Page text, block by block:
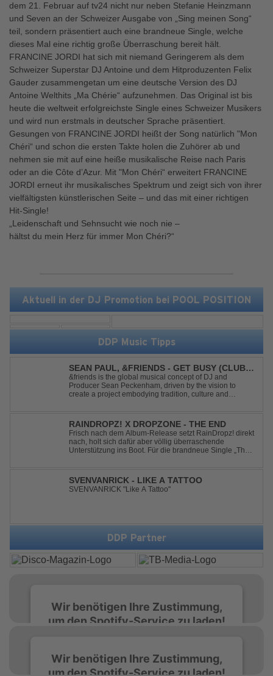
Aktuell in der DJ Promotion bei POOL POSITION
DDP Music Tipps
SEAN PAUL, &FRIENDS - GET BUSY (CLUB
MIX)
&friends is the global musical concept of DJ and
Producer Sean Peckenham, driven by the vision to
create a project embodying tradition, culture and
Sean Paul, has taken this early 2000s hit to a who...
RAINDROPZ! X DROPZONE - THE END
Frisch nach dem Album-Release setzt RainDropz! direkt
nach, holt sich dafür aber völlig überraschende
Unterstützung ins Boot. Für die brandneue Single „The
still war. „The End“ ist ei...
SVENVANRICK - LIKE A TATTOO
SVENVANRICK "Like A Tattoo"
DDP Partner
Wir benötigen Ihre Zustimmung,
um den Spotify-Service zu laden!
einzubetten. Dieser Service kann Daten zu
Wir benötigen Ihre Zustimmung,
um den Spotify-Service zu laden!
dem 21. Februar auf tv24 nicht nur neben Stefanie Heinzmann
und Seven an der Schweizer Ausgabe von „Sing meinen Song“
teil, sondern präsentiert auch eine brandneue Single, welche
dieses Mal eine richtig große Überraschung bereit hält.
FRANCINE JORDI hat sich mit niemand Geringerem als dem
Schweizer Superstar DJ Antoine und dem Hitproduzenten Felix
Gauder zusammengetan um eine deutsche Version des DJ
Antoine Welthits „Ma Chérie“ aufzunehmen. Das Original ist bis
heute die weltweit erfolgreichste Single eines Schweizer Musikers
und wird nun erstmals in deutscher Sprache präsentiert.
Gesungen von FRANCINE JORDI heißt der Song natürlich "Mon
Chéri“ und schon die ersten Takte holen die Zuhörer ab und
nehmen sie mit auf eine heiße musikalische Reise nach Paris
oder an die Côte d’Azur. Mit "Mon Chéri“ erweitert FRANCINE
JORDI erneut ihr musikalisches Spektrum und zeigt sich von ihrer
vielfältigsten künstlerischen Seite – und das mit einer richtigen
Hit-Single!
„Leidenschaft und Sehnsucht wie noch nie –
hältst du mein Herz für immer Mon Chéri?“